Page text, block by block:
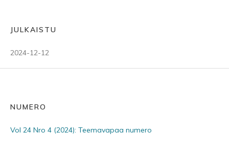
JULKAISTU
2024-12-12
NUMERO
Vol 24 Nro 4 (2024): Teemavapaa numero